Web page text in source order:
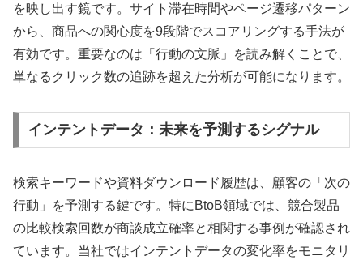
を映し出す鏡です。サイト滞在時間やページ遷移パターン
から、商品への関心度を9段階でスコアリングする手法が
有効です。重要なのは「行動の文脈」を読み解くことで、
単なるクリック数の追跡を超えた分析が可能になります。
インテントデータ：未来を予測するシグナル
検索キーワードや資料ダウンロード履歴は、顧客の「次の
行動」を予測する鍵です。特にBtoB領域では、競合製品
の比較検索回数が商談成立確率と相関する事例が確認され
ています。当社ではインテントデータの変化率をモニタリ